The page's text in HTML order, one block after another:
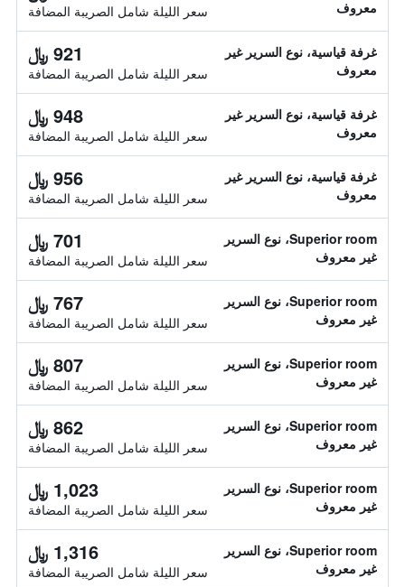
معروف سعر الليلة شامل الصريبة المضافة
غرفة قياسية، نوع السرير غير
معروف
921 ﷼
سعر الليلة شامل الصريبة المضافة
غرفة قياسية، نوع السرير غير
معروف
948 ﷼
سعر الليلة شامل الصريبة المضافة
غرفة قياسية، نوع السرير غير
معروف
956 ﷼
سعر الليلة شامل الصريبة المضافة
Superior room، نوع السرير
غير معروف
701 ﷼
سعر الليلة شامل الصريبة المضافة
Superior room، نوع السرير
غير معروف
767 ﷼
سعر الليلة شامل الصريبة المضافة
Superior room، نوع السرير
غير معروف
807 ﷼
سعر الليلة شامل الصريبة المضافة
Superior room، نوع السرير
غير معروف
862 ﷼
سعر الليلة شامل الصريبة المضافة
Superior room، نوع السرير
غير معروف
1,023 ﷼
سعر الليلة شامل الصريبة المضافة
Superior room، نوع السرير
غير معروف
1,316 ﷼
سعر الليلة شامل الصريبة المضافة